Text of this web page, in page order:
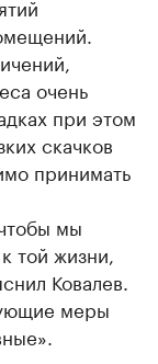
очень
при этом
скачков
принимать
мы
той жизни,
Ковалев.
меры